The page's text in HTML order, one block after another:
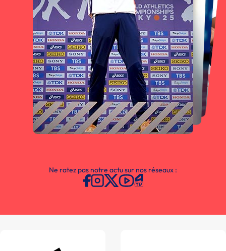
Ne ratez pas notre actu sur nos réseaux :